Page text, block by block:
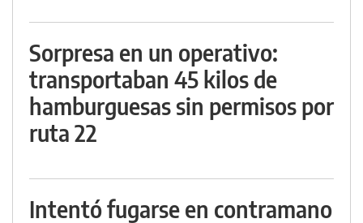
Sorpresa en un operativo:
transportaban 45 kilos de
hamburguesas sin permisos por
ruta 22
Intentó fugarse en contramano